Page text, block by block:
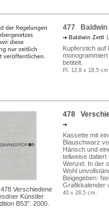
477 Baldwin
Baldwin Zettl
Kupferstich auf
betitelt.
Pl. 12,8 x 18,5
478
Kassette mit
Blauschwarz
Hänsch und
teilweise
Wenzel. In der
Wohl
Beigegeben:
Grafikkalender
40 x 28,5 cm.